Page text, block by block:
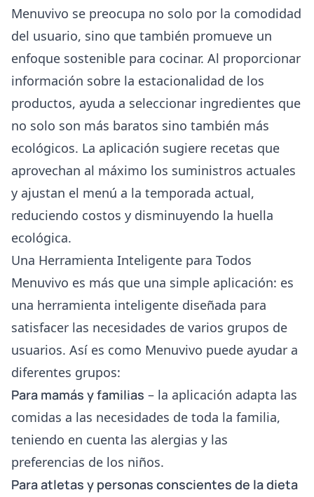
Menuvivo se preocupa no solo por la comodidad
del usuario, sino que también promueve un
enfoque sostenible para cocinar. Al proporcionar
información sobre la estacionalidad de los
productos, ayuda a seleccionar ingredientes que
no solo son más baratos sino también más
ecológicos. La aplicación sugiere recetas que
aprovechan al máximo los suministros actuales
y ajustan el menú a la temporada actual,
reduciendo costos y disminuyendo la huella
ecológica.
Una Herramienta Inteligente para Todos
Menuvivo es más que una simple aplicación: es
una herramienta inteligente diseñada para
satisfacer las necesidades de varios grupos de
usuarios. Así es como Menuvivo puede ayudar a
diferentes grupos:
Para mamás y familias – la aplicación adapta las
comidas a las necesidades de toda la familia,
teniendo en cuenta las alergias y las
preferencias de los niños.
Para atletas y personas conscientes de la dieta